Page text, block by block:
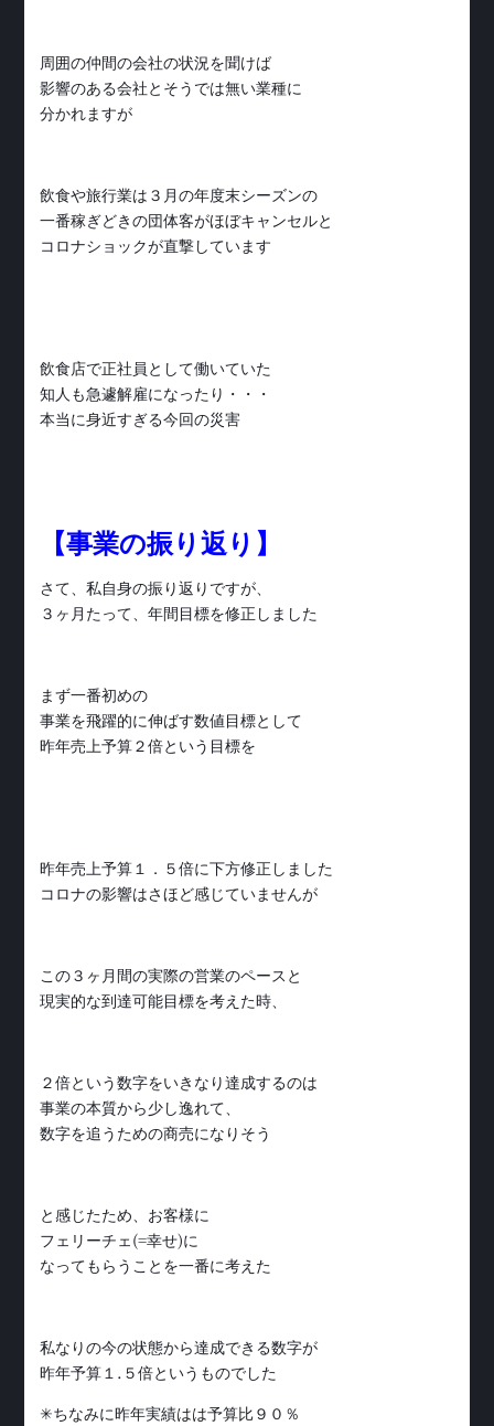
周囲の仲間の会社の状況を聞けば
影響のある会社とそうでは無い業種に
分かれますが
飲食や旅行業は３月の年度末シーズンの
一番稼ぎどきの団体客がほぼキャンセルと
コロナショックが直撃しています
飲食店で正社員として働いていた
知人も急遽解雇になったり・・・
本当に身近すぎる今回の災害
【事業の振り返り】
さて、私自身の振り返りですが、
３ヶ月たって、年間目標を修正しました
まず一番初めの
事業を飛躍的に伸ばす数値目標として
昨年売上予算２倍という目標を
昨年売上予算１．５倍に下方修正しました
コロナの影響はさほど感じていませんが
この３ヶ月間の実際の営業のペースと
現実的な到達可能目標を考えた時、
２倍という数字をいきなり達成するのは
事業の本質から少し逸れて、
数字を追うための商売になりそう
と感じたため、お客様に
フェリーチェ(=幸せ)に
なってもらうことを一番に考えた
私なりの今の状態から達成できる数字が
昨年予算１.５倍というものでした
✳︎ちなみに昨年実績はは予算比９０％